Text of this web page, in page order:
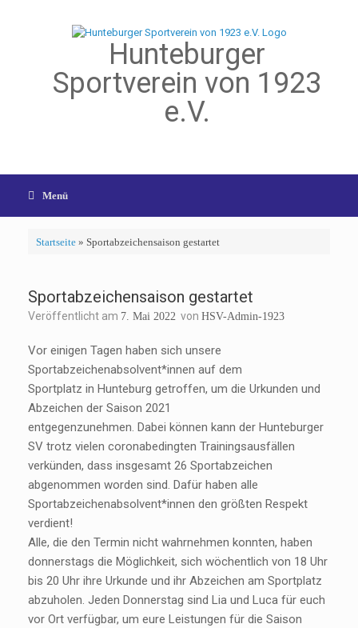
Hunteburger
Sportverein von 1923
e.V.
Menü
Startseite» Sportabzeichensaison gestartet
Sportabzeichensaison gestartet
Veröffentlicht am 7. Mai 2022 von HSV-Admin-1923
Vor einigen Tagen haben sich unsere
Sportabzeichenabsolvent*innen auf dem
Sportplatz in Hunteburg getroffen, um die Urkunden und
Abzeichen der Saison 2021
entgegenzunehmen. Dabei können kann der Hunteburger
SV trotz vielen coronabedingten Trainingsausfällen
verkünden, dass insgesamt 26 Sportabzeichen
abgenommen worden sind. Dafür haben alle
Sportabzeichenabsolvent*innen den größten Respekt
verdient!
Alle, die den Termin nicht wahrnehmen konnten, haben
donnerstags die Möglichkeit, sich wöchentlich von 18 Uhr
bis 20 Uhr ihre Urkunde und ihr Abzeichen am Sportplatz
abzuholen. Jeden Donnerstag sind Lia und Luca für euch
vor Ort verfügbar, um eure Leistungen für die Saison